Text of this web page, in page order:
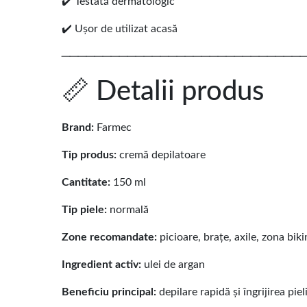
✔️ Ușor de utilizat acasă
📏 Detalii produs
Brand: Farmec
Tip produs: cremă depilatoare
Cantitate: 150 ml
Tip piele: normală
Zone recomandate: picioare, brațe, axile, zona
Ingredient activ: ulei de argan
Beneficiu principal: depilare rapidă și îngrijirea